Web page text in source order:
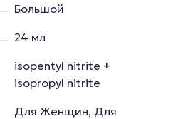
Большой
24 мл
isopentyl nitrite +
isopropyl nitrite
Для Женщин, Для